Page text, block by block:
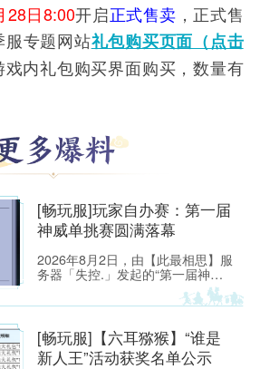
28日8:00开启正式售卖 ，正式售
服专题网站礼包购买页面（点击
戏内礼包购买界面购买，数量有
[畅玩服]玩家自办赛：第一届
神威单挑赛圆满落幕
2026年8月2日，由【此最相思】服
务器「失控.」发起的“第一届神威
[畅玩服]【六耳猕猴】“谁是
新人王”活动获奖名单公示